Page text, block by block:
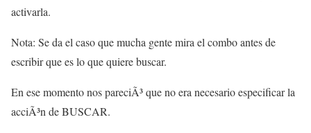
activarla.
Nota: Se da el caso que mucha gente mira el combo antes de
escribir que es lo que quiere buscar.
En ese momento nos pareciÃ³ que no era necesario especificar la
acciÃ³n de BUSCAR.